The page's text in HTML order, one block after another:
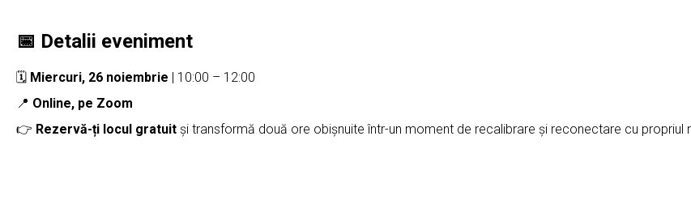
📅 Detalii eveniment
🗓 Miercuri, 26 noiembrie | 10:00 – 12:00
📍 Online, pe Zoom
👉 Rezervă-ți locul gratuit și transformă două ore obișnuite într-un moment de recalibrare și reconectare cu propriul